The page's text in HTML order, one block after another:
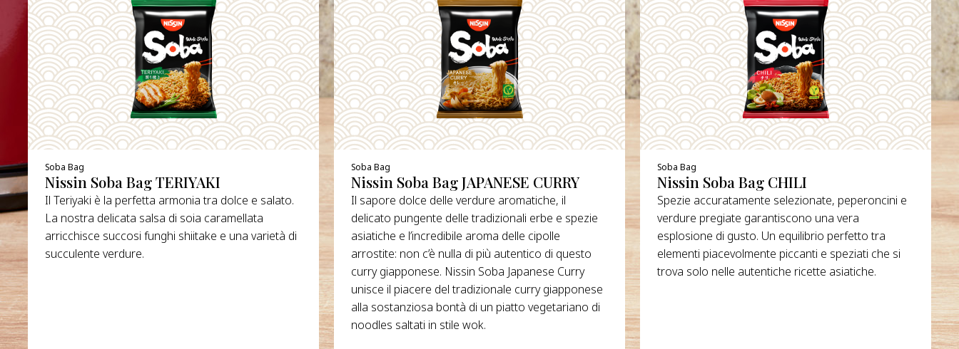
DETAILS DETAILS DETAILS
Soba Bag
Nissin Soba Bag TERIYAKI
Il Teriyaki è la perfetta armonia tra dolce e salato.
La nostra delicata salsa di soia caramellata
arricchisce succosi funghi shiitake e una varietà di
succulente verdure.
Soba Bag
Nissin Soba Bag JAPANESE CURRY
Il sapore dolce delle verdure aromatiche, il
delicato pungente delle tradizionali erbe e spezie
asiatiche e l’incredibile aroma delle cipolle
arrostite: non c’è nulla di più autentico di questo
curry giapponese. Nissin Soba Japanese Curry
unisce il piacere del tradizionale curry giapponese
alla sostanziosa bontà di un piatto vegetariano di
noodles saltati in stile wok.
Soba Bag
Nissin Soba Bag CHILI
Spezie accuratamente selezionate, peperoncini e
verdure pregiate garantiscono una vera
esplosione di gusto. Un equilibrio perfetto tra
elementi piacevolmente piccanti e speziati che si
trova solo nelle autentiche ricette asiatiche.